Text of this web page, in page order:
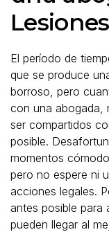
El período de
que se produce
borroso, pero
con una abogada,
ser compartidos
posible.
momentos
pero no espere ni
acciones legales.
antes posible para
pueden llegar al